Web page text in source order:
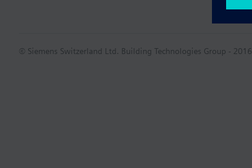
© Siemens Switzerland Ltd. Building Technologies Group - 2016